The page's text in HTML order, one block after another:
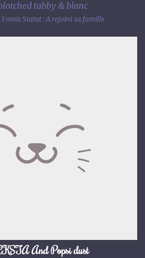
tabby & blanc
moisStatut : A rejoint sa famille
And Popsi dust